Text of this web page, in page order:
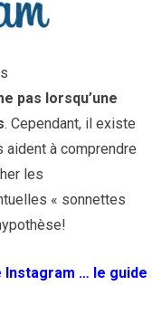
pas lorsqu’une
. Cependant, il existe
à comprendre
les
« sonnettes
… le guide